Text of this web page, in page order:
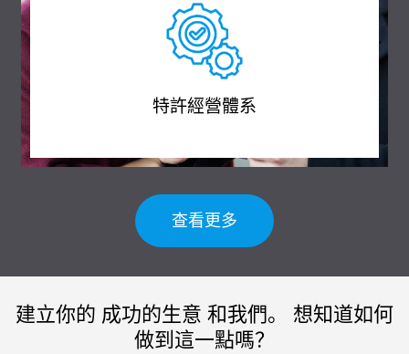
特許經營體系
查看更多
建立你的 成功的生意 和我們。 想知道如何
做到這一點嗎？